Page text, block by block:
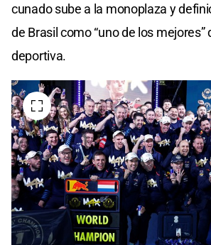
cunado sube a la monoplaza y
de Brasil como “uno de los mejores”
deportiva.